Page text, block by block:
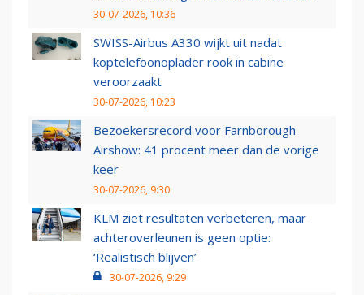
30-07-2026, 10:36
SWISS-Airbus A330 wijkt uit nadat
koptelefoonoplader rook in cabine
veroorzaakt
30-07-2026, 10:23
Bezoekersrecord voor Farnborough
Airshow: 41 procent meer dan de vorige
keer
30-07-2026, 9:30
KLM ziet resultaten verbeteren, maar
achteroverleunen is geen optie:
‘Realistisch blijven’
30-07-2026, 9:29